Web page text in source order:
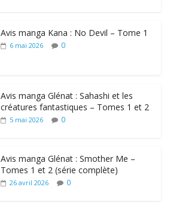
Avis manga Kana : No Devil – Tome 1
6 mai 2026 0
Avis manga Glénat : Sahashi et les
créatures fantastiques – Tomes 1 et 2
5 mai 2026 0
Avis manga Glénat : Smother Me –
Tomes 1 et 2 (série complète)
26 avril 2026 0